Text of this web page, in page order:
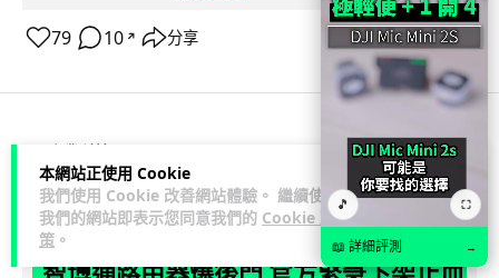
本網站正使用 Cookie
我們使用 Cookie 改善網站體驗。 繼續使用
我們的網站即表示您同意我們的 Cookie 政
策 。
79 10 ↗ 分享
Vin 2 日 🎵 ⛶
📖 詳細評測 →